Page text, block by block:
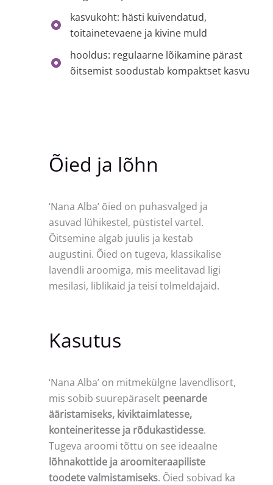
kasvukoht: hästi kuivendatud,
toitainetevaene ja kivine muld
hooldus: regulaarne lõikamine pärast
õitsemist soodustab kompaktset kasvu
Õied ja lõhn
‘Nana Alba’ õied on puhasvalged ja
asuvad lühikestel, püstistel vartel.
Õitsemine algab juulis ja kestab
augustini. Õied on tugeva, klassikalise
lavendli aroomiga, mis meelitavad ligi
mesilasi, liblikaid ja teisi tolmeldajaid.
Kasutus
‘Nana Alba’ on mitmekülgne lavendlisort,
mis sobib suurepäraselt peenarde
ääristamiseks, kiviktaimlatesse,
konteineritesse ja rõdukastidesse.
Tugeva aroomi tõttu on see ideaalne
lõhnakottide ja aroomiteraapiliste
toodete valmistamiseks. Õied sobivad ka